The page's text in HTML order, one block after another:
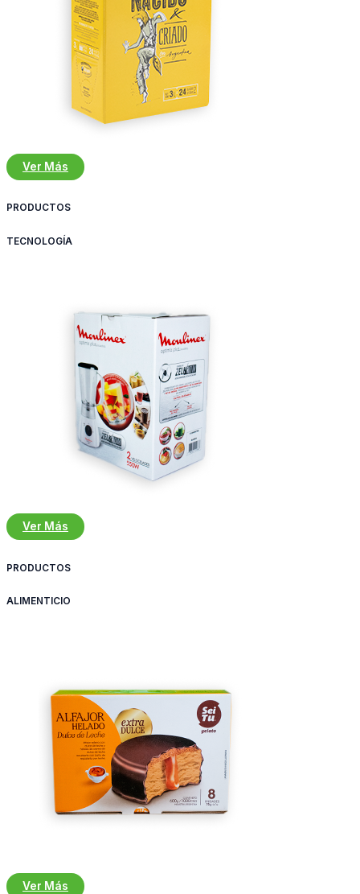
Ver Más
PRODUCTOS
TECNOLOGÍA
Ver Más
PRODUCTOS
ALIMENTICIO
Ver Más